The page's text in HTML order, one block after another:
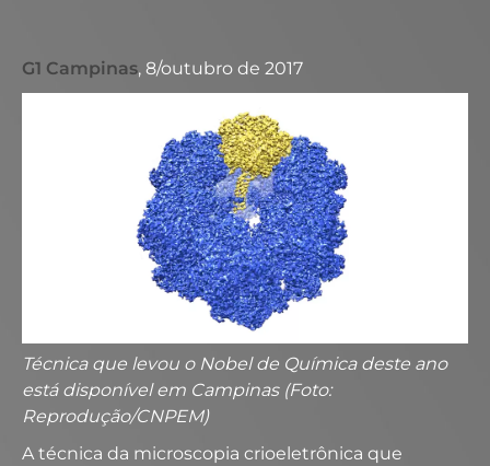
G1 Campinas, 8/outubro de 2017
Técnica que levou o Nobel de Química deste ano
está disponível em Campinas (Foto:
Reprodução/CNPEM)
A técnica da microscopia crioeletrônica que